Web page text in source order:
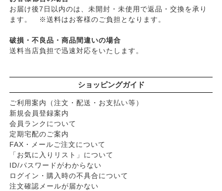
お届け後7日以内のは、未開封・未使用で返品・交換を承り
ます。 ※送料はお客様のご負担となります。
破損・不良品・商品間違いの場合
送料当店負担で迅速対応をいたします。
ショッピングガイド
ご利用案内（注文・配送・お支払い等）
新規会員登録案内
会員ランクについて
定期宅配のご案内
FAX・メールご注文について
「お気に入りリスト」について
ID/パスワードがわからない
ログイン・購入時の不具合について
注文確認メールが届かない